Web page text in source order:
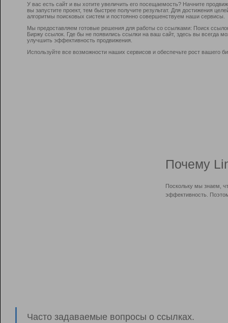
У вас есть сайт и вы хотите увеличить его посещаемость? Начните
вы запустите проект, тем быстрее получите результат. Для достижения
алгоритмы поисковых систем и постоянно совершенствуем наши сервисы.
Мы предоставляем готовые решения для работы со ссылками: Поиск
Биржу ссылок. Где бы не появились ссылки на ваш сайт, здесь вы всегда
улучшить эффективность продвижения.
Используйте все возможности наших сервисов и обеспечьте рост вашего
Почему
Поскольку мы знаем,
эффективность.
Часто задаваемые вопросы о ссылках.